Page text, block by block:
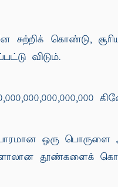
கொண்டு,
விடும்.
ஒரு பொருளை
தூண்களைக்